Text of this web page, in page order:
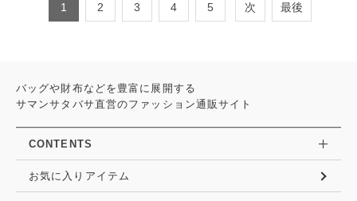
1
2 3 4 5 次 最後
バッグや財布などを豊富に展開する
サマンサタバサ直営のファッション通販サイト
CONTENTS
お気に入りアイテム